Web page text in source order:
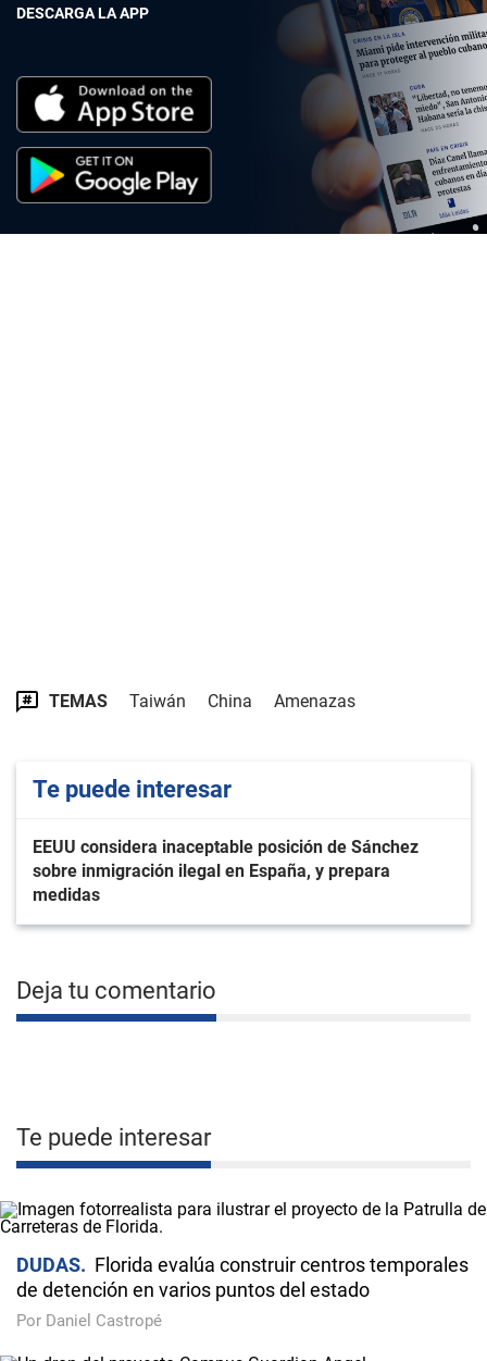
DESCARGA LA APP
TEMAS Taiwán China Amenazas
Te puede interesar
EEUU considera inaceptable posición de Sánchez
sobre inmigración ilegal en España, y prepara
medidas
Deja tu comentario
Te puede interesar
DUDAS
Florida evalúa construir centros temporales
de detención en varios puntos del estado
Por Daniel Castropé